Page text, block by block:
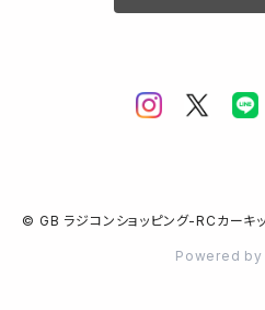
© GB ラジコンショッピング-RCカーキ
Powered by